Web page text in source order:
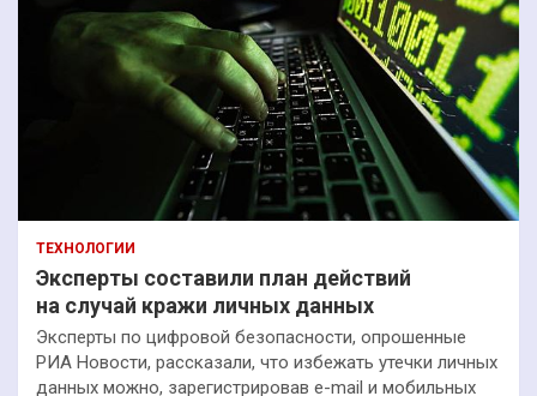
ТЕХНОЛОГИИ
Эксперты составили план действий
на случай кражи личных данных
Эксперты по цифровой безопасности, опрошенные
РИА Новости, рассказали, что избежать утечки личных
данных можно, зарегистрировав e-mail и мобильных